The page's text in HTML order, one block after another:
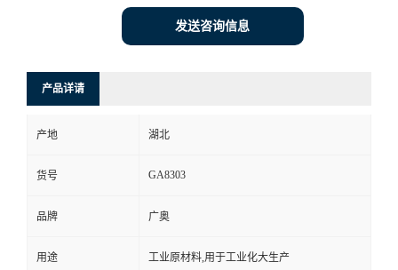
发送咨询信息
产品详请
产地 湖北
货号 GA8303
品牌 广奥
用途 工业原材料,用于工业化大生产